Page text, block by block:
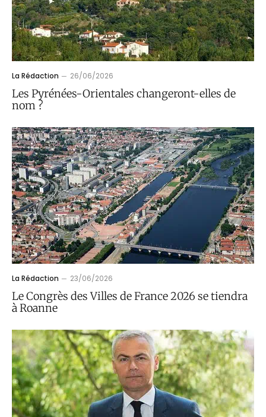
La Rédaction 26/06/2026
Les Pyrénées-Orientales changeront-elles de
nom ?
La Rédaction 23/06/2026
Le Congrès des Villes de France 2026 se tiendra
à Roanne